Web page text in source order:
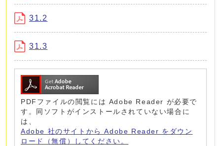
31.2
31.3
PDFファイルの閲覧には Adobe Reader が必要で
す。同ソフトがインストールされていない場合に
は、
Adobe 社のサイトから Adobe Reader をダウン
ロード（無償）してください。